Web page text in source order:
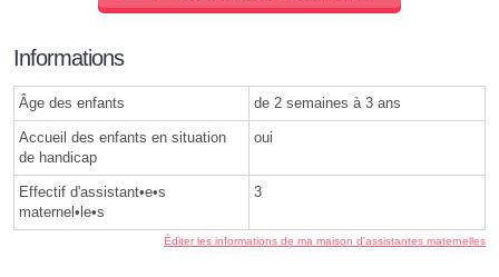
Informations
Âge des enfants de 2 semaines à 3 ans
Accueil des enfants en situation
de handicap
oui
Effectif d'assistant•e•s
maternel•le•s
3
Éditer les informations de ma maison d'assistantes maternelles